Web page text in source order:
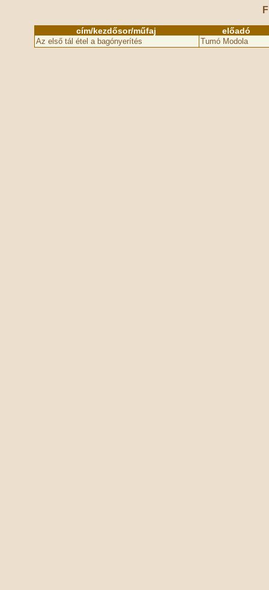
cím/kezdősor/műfaj előadó
Az első tál étel a bagónyerítés Tumó Modola